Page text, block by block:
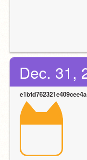
Dec. 31,
e1bfd762321e409cee4a